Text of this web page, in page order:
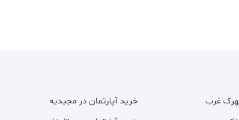
غرب
خرید آپارتمان در مجیدیه